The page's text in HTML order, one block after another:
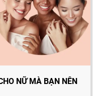
NỮ MÀ BẠN NÊN